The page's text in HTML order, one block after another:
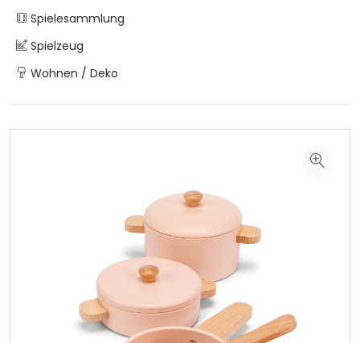
Spielesammlung
Spielzeug
Wohnen / Deko